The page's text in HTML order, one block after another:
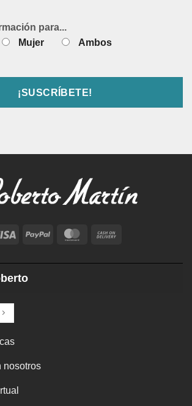
para...
Mujer Ambos
Visa PayPal MasterCard
Delivery
nosotros